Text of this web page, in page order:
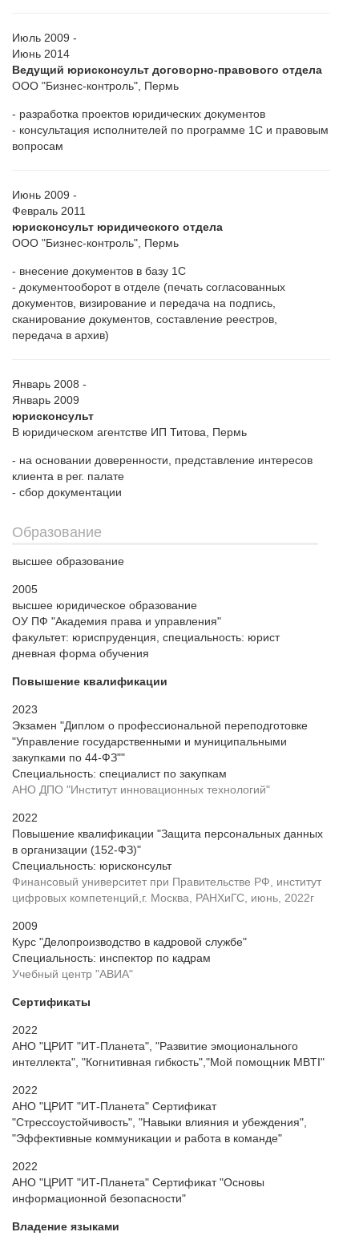
Июль 2009 -
Июнь 2014
Ведущий юрисконсульт договорно-правового отдела
ООО "Бизнес-контроль", Пермь
- разработка проектов юридических документов
- консультация исполнителей по программе 1С и правовым
вопросам
Июнь 2009 -
Февраль 2011
юрисконсульт юридического отдела
ООО "Бизнес-контроль", Пермь
- внесение документов в базу 1С
- документооборот в отделе (печать согласованных
документов, визирование и передача на подпись,
сканирование документов, составление реестров,
передача в архив)
Январь 2008 -
Январь 2009
юрисконсульт
В юридическом агентстве ИП Титова, Пермь
- на основании доверенности, представление интересов
клиента в рег. палате
- сбор документации
Образование
высшее образование
2005
высшее юридическое образование
ОУ ПФ "Академия права и управления"
факультет: юриспруденция, специальность: юрист
дневная форма обучения
Повышение квалификации
2023
Экзамен "Диплом о профессиональной переподготовке
"Управление государственными и муниципальными
закупками по 44-ФЗ""
Cпециальность: специалист по закупкам
АНО ДПО "Институт инновационных технологий"
2022
Повышение квалификации "Защита персональных данных
в организации (152-ФЗ)"
Cпециальность: юрисконсульт
Финансовый университет при Правительстве РФ, институт
цифровых компетенций,г. Москва, РАНХиГС, июнь, 2022г
2009
Курс "Делопроизводство в кадровой службе"
Cпециальность: инспектор по кадрам
Учебный центр "АВИА"
Сертификаты
2022
АНО "ЦРИТ "ИТ-Планета", "Развитие эмоционального
интеллекта", "Когнитивная гибкость","Мой помощник MBTI"
2022
АНО "ЦРИТ "ИТ-Планета" Сертификат
"Стрессоустойчивость", "Навыки влияния и убеждения",
"Эффективные коммуникации и работа в команде"
2022
АНО "ЦРИТ "ИТ-Планета" Сертификат "Основы
информационной безопасности"
Владение языками